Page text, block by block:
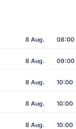
8 Aug. 08:00
8 Aug. 09:00
8 Aug. 10:00
8 Aug. 10:00
8 Aug. 10:00